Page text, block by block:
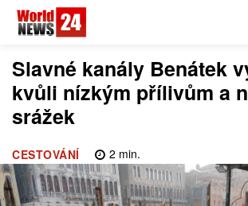
Slavné kanály Benátek
kvůli nízkým přílivům a
srážek
CESTOVÁNÍ 2 min.